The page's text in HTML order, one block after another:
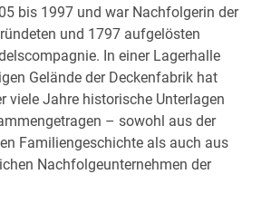
bis 1997 und war Nachfolgerin der
und 1797 aufgelösten
In einer Lagerhalle
Gelände der Deckenfabrik hat
viele Jahre historische Unterlagen
– sowohl aus der
Familiengeschichte als auch aus
Nachfolgeunternehmen der